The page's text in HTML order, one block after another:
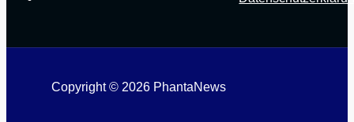
Copyright © 2026 PhantaNews